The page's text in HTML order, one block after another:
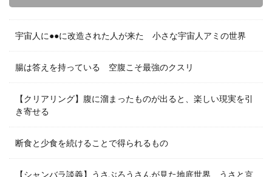
宇宙人に●●に改造された人が来た 小さな宇宙人アミの世界
腸は答えを持っている 空腹こそ最強のクスリ
【クリアリング】腹に溜まったものが出ると、楽しい現実を引
き寄せる
断食と少食を続けることで得られるもの
【シャンバラ談義】うさぶろうさんが見た地底世界 うさと京